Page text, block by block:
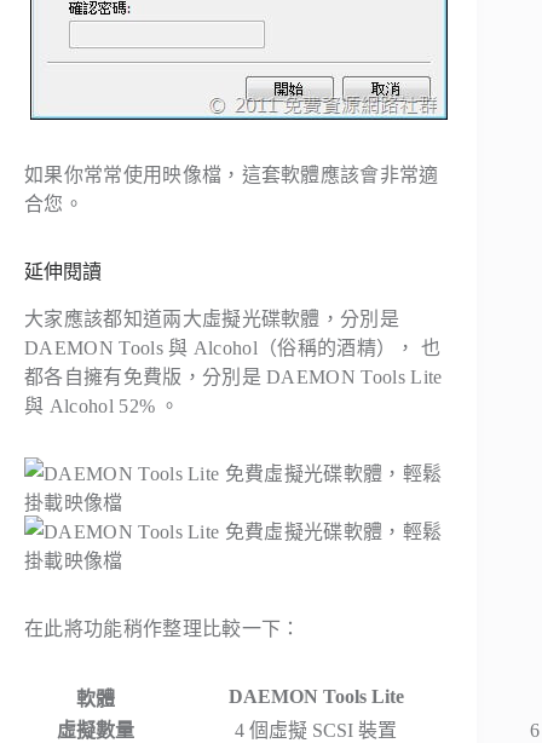
如果你常常使用映像檔，這套軟體應該會非常適
合您。
延伸閱讀
大家應該都知道兩大虛擬光碟軟體，分別是
DAEMON Tools 與 Alcohol（俗稱的酒精）， 也
都各自擁有免費版，分別是 DAEMON Tools Lite
與 Alcohol 52% 。
在此將功能稍作整理比較一下：
軟體
DAEMON Tools Lite
虛擬數量
4 個虛擬 SCSI 裝置